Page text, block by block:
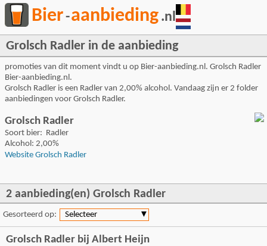
Bier-aanbieding .nl
Grolsch Radler in de aanbieding
promoties van dit moment vindt u op Bier-aanbieding.nl. Grolsch Radler
Bier-aanbieding.nl.
Grolsch Radler is een Radler van 2,00% alcohol. Vandaag zijn er 2 folder
aanbiedingen voor Grolsch Radler.
Grolsch Radler
Soort bier: Radler
Alcohol: 2,00%
Website Grolsch Radler
2 aanbieding(en) Grolsch Radler
Gesorteerd op: Selecteer ▼
Grolsch Radler bij Albert Heijn